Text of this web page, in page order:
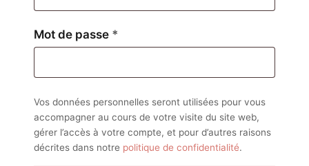
Mot de passe *
Vos données personnelles seront utilisées pour vous
accompagner au cours de votre visite du site web,
gérer l’accès à votre compte, et pour d’autres raisons
décrites dans notre politique de confidentialité.